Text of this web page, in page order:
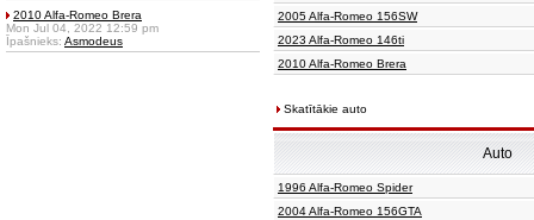
2010 Alfa-Romeo Brera
Mon Jul 04, 2022 12:59 pm
Īpašnieks: Asmodeus
2005 Alfa-Romeo 156SW
2023 Alfa-Romeo 146ti
2010 Alfa-Romeo Brera
Skatītākie auto
Auto
1996 Alfa-Romeo Spider
2004 Alfa-Romeo 156GTA